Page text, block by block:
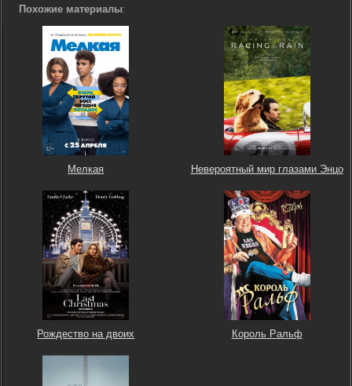
Похожие материалы:
Мелкая Невероятный мир глазами Энцо
Рождество на двоих Король Ральф